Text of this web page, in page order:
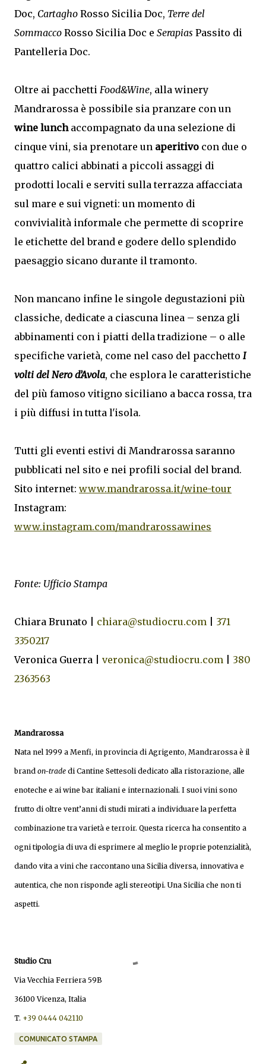
Doc, Cartagho Rosso Sicilia Doc, Terre del
Sommacco Rosso Sicilia Doc e Serapias Passito di
Pantelleria Doc.
Oltre ai pacchetti Food&Wine, alla winery
Mandrarossa è possibile sia pranzare con un
wine lunch accompagnato da una selezione di
cinque vini, sia prenotare un aperitivo con due o
quattro calici abbinati a piccoli assaggi di
prodotti locali e serviti sulla terrazza affacciata
sul mare e sui vigneti: un momento di
convivialità informale che permette di scoprire
le etichette del brand e godere dello splendido
paesaggio sicano durante il tramonto.
Non mancano infine le singole degustazioni più
classiche, dedicate a ciascuna linea – senza gli
abbinamenti con i piatti della tradizione – o alle
specifiche varietà, come nel caso del pacchetto I
volti del Nero d’Avola, che esplora le caratteristiche
del più famoso vitigno siciliano a bacca rossa, tra
i più diffusi in tutta l'isola.
Tutti gli eventi estivi di Mandrarossa saranno
pubblicati nel sito e nei profili social del brand.
Sito internet: www.mandrarossa.it/wine-tour
Instagram:
www.instagram.com/mandrarossawines
​Fonte: Ufficio Stampa
Chiara Brunato | chiara@studiocru.com
371
3350217
Veronica Guerra | veronica@studiocru.com
380
2363563
Mandrarossa
Nata nel 1999 a Menfi, in provincia di Agrigento, Mandrarossa è il
brand on-trade di Cantine Settesoli dedicato alla ristorazione, alle
enoteche e ai wine bar italiani e internazionali. I suoi vini sono
frutto di oltre vent’anni di studi mirati a individuare la perfetta
combinazione tra varietà e terroir. Questa ricerca ha consentito a
ogni tipologia di uva di esprimere al meglio le proprie potenzialità,
dando vita a vini che raccontano una Sicilia diversa, innovativa e
autentica, che non risponde agli stereotipi. Una Sicilia che non ti
aspetti.
Studio Cru
Via Vecchia Ferriera 59B
36100 Vicenza, Italia
T. +39 0444 042110
COMUNICATO STAMPA